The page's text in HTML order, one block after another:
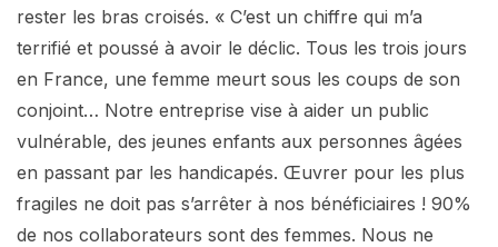
rester les bras croisés. « C’est un chiffre qui m’a
terrifié et poussé à avoir le déclic. Tous les trois jours
en France, une femme meurt sous les coups de son
conjoint… Notre entreprise vise à aider un public
vulnérable, des jeunes enfants aux personnes âgées
en passant par les handicapés. Œuvrer pour les plus
fragiles ne doit pas s’arrêter à nos bénéficiaires ! 90%
de nos collaborateurs sont des femmes. Nous ne